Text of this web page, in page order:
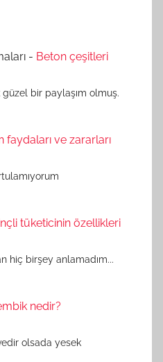
- Beton çeşitleri
bir paylaşım olmuş.
faydaları ve zararları
tüketicinin özellikleri
hiç birşey anlamadım...
nedir?
olsada yesek